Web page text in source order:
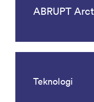
ABRUPT
Teknologi